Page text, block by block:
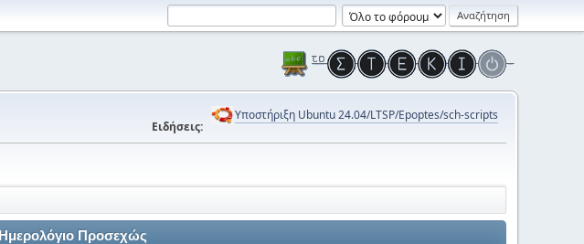
Ειδήσεις:
Υποστήριξη Ubuntu 24.04/LTSP/Epoptes/sch-scripts
Ημερολόγιο Προσεχώς